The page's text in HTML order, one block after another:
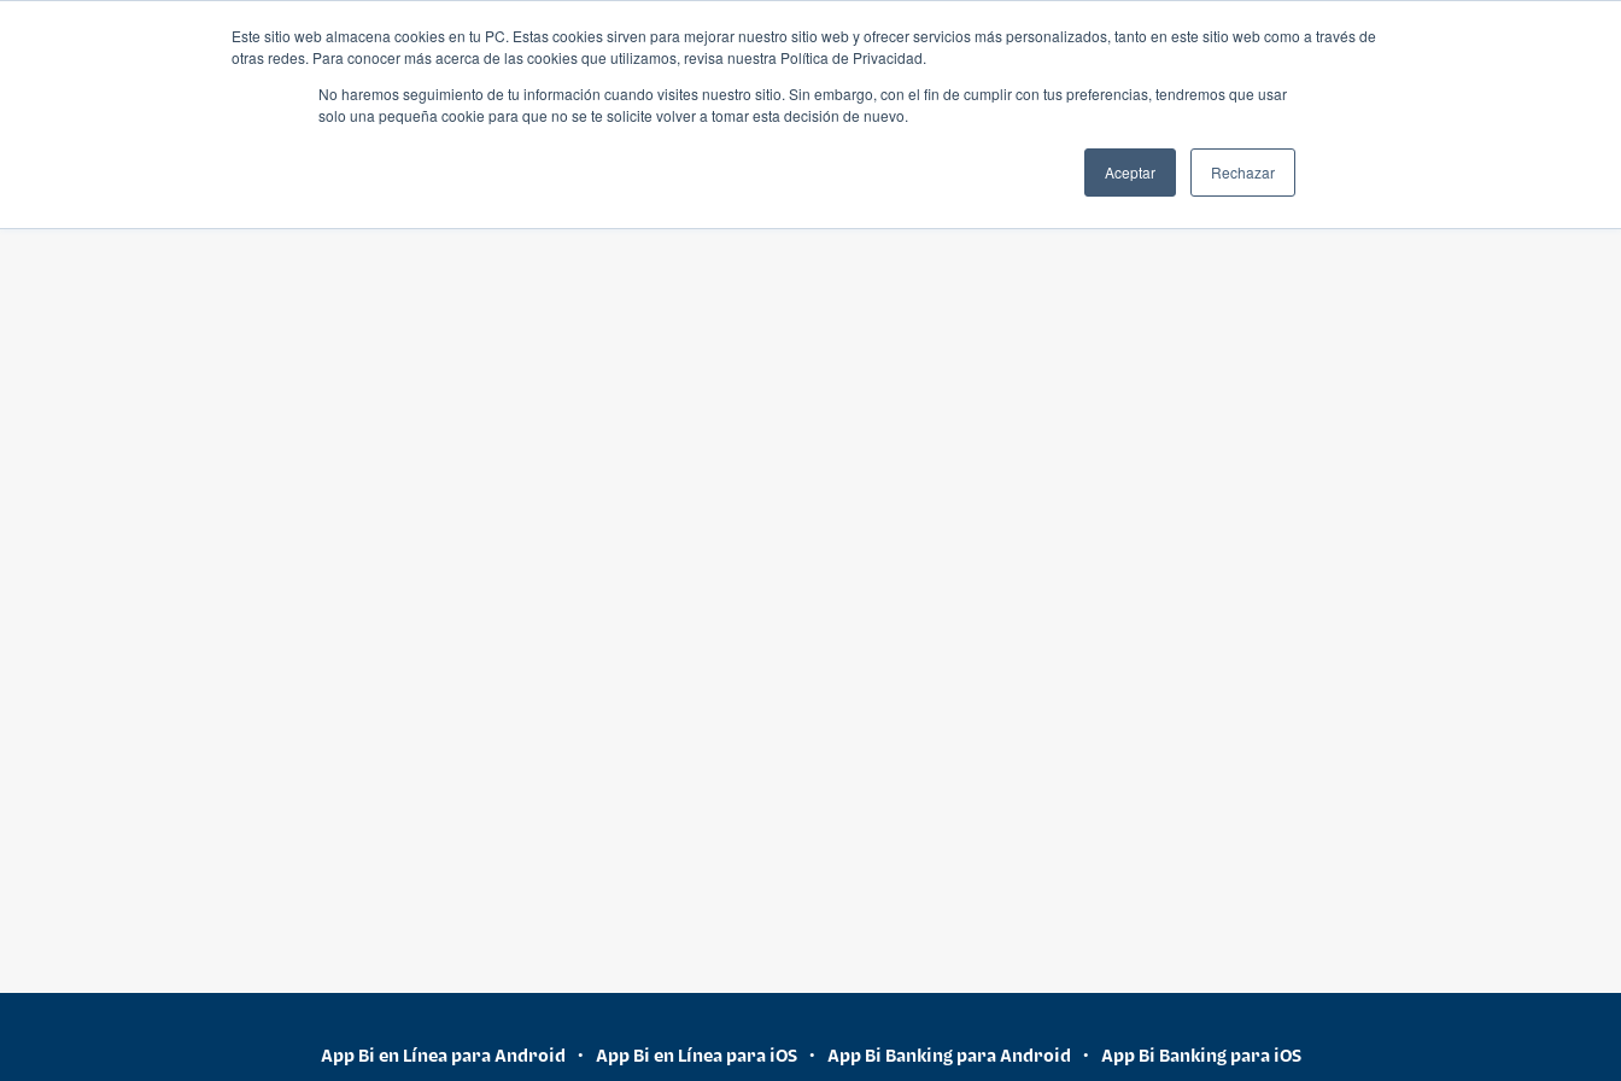
Este sitio web almacena cookies en tu PC. Estas cookies sirven para mejorar nuestro sitio web y ofrecer servicios más personalizados, tanto en este sitio web como a través de
otras redes. Para conocer más acerca de las cookies que utilizamos, revisa nuestra Política de Privacidad.
No haremos seguimiento de tu información cuando visites nuestro sitio. Sin embargo, con el fin de cumplir con tus preferencias, tendremos que usar
solo una pequeña cookie para que no se te solicite volver a tomar esta decisión de nuevo.
Aceptar Rechazar
App Bi en Línea para Android • App Bi en Línea para iOS • App Bi Banking para Android • App Bi Banking para iOS